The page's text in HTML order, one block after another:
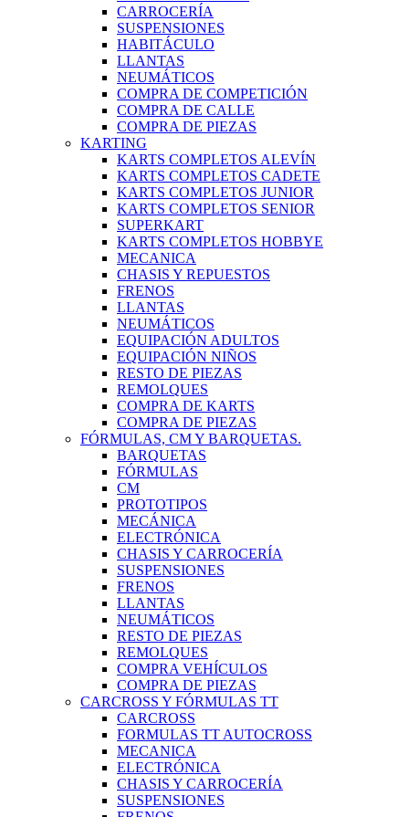
CARROCERÍA
SUSPENSIONES
HABITÁCULO
LLANTAS
NEUMÁTICOS
COMPRA DE COMPETICIÓN
COMPRA DE CALLE
COMPRA DE PIEZAS
KARTING
KARTS COMPLETOS ALEVÍN
KARTS COMPLETOS CADETE
KARTS COMPLETOS JUNIOR
KARTS COMPLETOS SENIOR
SUPERKART
KARTS COMPLETOS HOBBYE
MECANICA
CHASIS Y REPUESTOS
FRENOS
LLANTAS
NEUMÁTICOS
EQUIPACIÓN ADULTOS
EQUIPACIÓN NIÑOS
RESTO DE PIEZAS
REMOLQUES
COMPRA DE KARTS
COMPRA DE PIEZAS
FÓRMULAS, CM Y BARQUETAS.
BARQUETAS
FÓRMULAS
CM
PROTOTIPOS
MECÁNICA
ELECTRÓNICA
CHASIS Y CARROCERÍA
SUSPENSIONES
FRENOS
LLANTAS
NEUMÁTICOS
RESTO DE PIEZAS
REMOLQUES
COMPRA VEHÍCULOS
COMPRA DE PIEZAS
CARCROSS Y FÓRMULAS TT
CARCROSS
FORMULAS TT AUTOCROSS
MECANICA
ELECTRÓNICA
CHASIS Y CARROCERÍA
SUSPENSIONES